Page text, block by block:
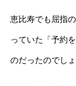
恵比寿でも屈指
っていた「予約
のだったのでしょ